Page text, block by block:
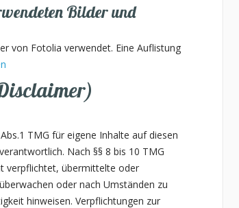
Bilder und
von Fotolia verwendet. Eine Auflistung
TMG für eigene Inhalte auf diesen
Nach §§ 8 bis 10 TMG
verpflichtet, übermittelte oder
oder nach Umständen zu
hinweisen. Verpflichtungen zur